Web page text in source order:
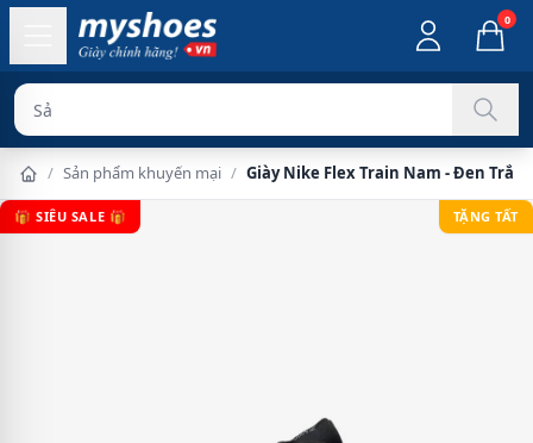
0
Sản phẩm chín
/ Sản phẩm khuyến mại / Giày Nike Flex Train Nam - Đen Trắng
🎁 SIÊU SALE 🎁 TẶNG TẤT